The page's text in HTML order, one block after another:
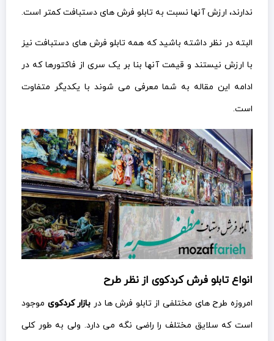
ندارند، ارزش آنها نسبت به تابلو فرش های دستبافت کمتر است.
البته در نظر داشته باشید که همه تابلو فرش های دستبافت نیز
با ارزش نیستند و قیمت آنها بنا بر یک سری از فاکتورها که در
ادامه این مقاله به شما معرفی می شوند با یکدیگر متفاوت
است.
انواع تابلو فرش کردکوی از نظر طرح
امروزه طرح های مختلفی از تابلو فرش ها در بازار کردکوی موجود
است که سلایق مختلف را راضی نگه می دارد. ولی به طور کلی